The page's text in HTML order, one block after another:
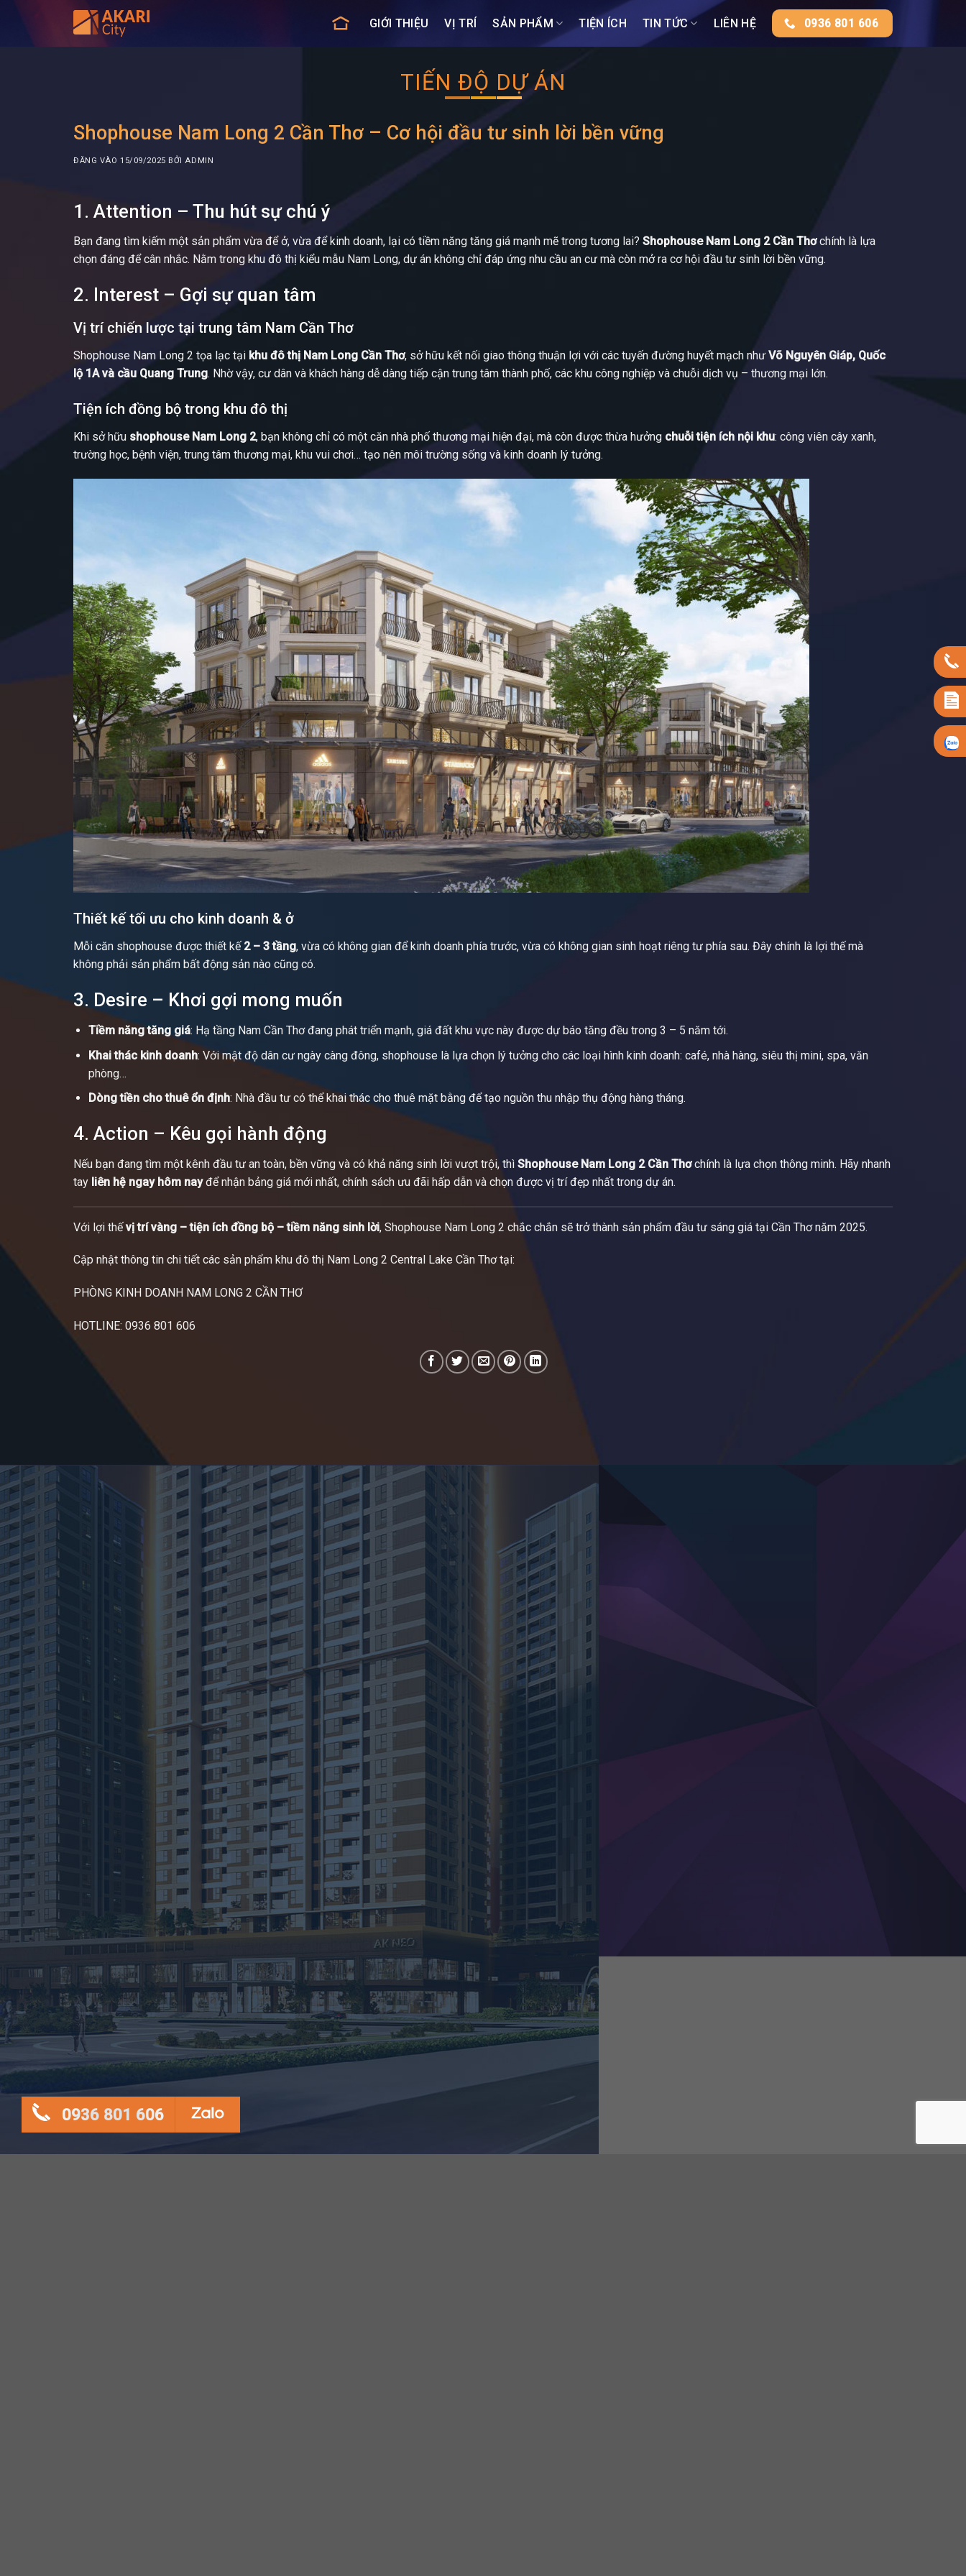
GIỚI THIỆU VỊ TRÍ SẢN PHẨM TIỆN ÍCH TIN TỨC LIÊN HỆ 0936 801 606
TIẾN ĐỘ DỰ ÁN
Shophouse Nam Long 2 Cần Thơ – Cơ hội đầu tư sinh lời bền vững
ĐĂNG VÀO15/09/2025 BỞI ADMIN
1. Attention – Thu hút sự chú ý
Bạn đang tìm kiếm một sản phẩm vừa để ở, vừa để kinh doanh, lại có tiềm năng tăng giá mạnh mẽ trong tương lai? Shophouse Nam Long 2 Cần Thơchính là lựa
chọn đáng để cân nhắc. Nằm trong khu đô thị kiểu mẫu Nam Long, dự án không chỉ đáp ứng nhu cầu an cư mà còn mở ra cơ hội đầu tư sinh lời bền vững.
2. Interest – Gợi sự quan tâm
Vị trí chiến lược tại trung tâm Nam Cần Thơ
Shophouse Nam Long 2 tọa lạc tại khu đô thị Nam Long Cần Thơ, sở hữu kết nối giao thông thuận lợi với các tuyến đường huyết mạch như Võ Nguyên Giáp, Quốc
lộ 1A và cầu Quang Trung. Nhờ vậy, cư dân và khách hàng dễ dàng tiếp cận trung tâm thành phố, các khu công nghiệp và chuỗi dịch vụ – thương mại lớn.
Tiện ích đồng bộ trong khu đô thị
Khi sở hữu shophouse Nam Long 2, bạn không chỉ có một căn nhà phố thương mại hiện đại, mà còn được thừa hưởng chuỗi tiện ích nội khu: công viên cây xanh,
trường học, bệnh viện, trung tâm thương mại, khu vui chơi… tạo nên môi trường sống và kinh doanh lý tưởng.
Thiết kế tối ưu cho kinh doanh & ở
Mỗi căn shophouse được thiết kế 2 – 3 tầng, vừa có không gian để kinh doanh phía trước, vừa có không gian sinh hoạt riêng tư phía sau. Đây chính là lợi thế mà
không phải sản phẩm bất động sản nào cũng có.
3. Desire – Khơi gợi mong muốn
Tiềm năng tăng giá: Hạ tầng Nam Cần Thơ đang phát triển mạnh, giá đất khu vực này được dự báo tăng đều trong 3 – 5 năm tới.
Khai thác kinh doanh: Với mật độ dân cư ngày càng đông, shophouse là lựa chọn lý tưởng cho các loại hình kinh doanh: café, nhà hàng, siêu thị mini, spa, văn
phòng…
Dòng tiền cho thuê ổn định: Nhà đầu tư có thể khai thác cho thuê mặt bằng để tạo nguồn thu nhập thụ động hàng tháng.
4. Action – Kêu gọi hành động
Nếu bạn đang tìm một kênh đầu tư an toàn, bền vững và có khả năng sinh lời vượt trội, thì Shophouse Nam Long 2 Cần Thơchính là lựa chọn thông minh. Hãy nhanh
tay liên hệ ngay hôm nayđể nhận bảng giá mới nhất, chính sách ưu đãi hấp dẫn và chọn được vị trí đẹp nhất trong dự án.
Với lợi thếvị trí vàng – tiện ích đồng bộ – tiềm năng sinh lời, Shophouse Nam Long 2 chắc chắn sẽ trở thành sản phẩm đầu tư sáng giá tại Cần Thơ năm 2025.
Cập nhật thông tin chi tiết các sản phẩm khu đô thị Nam Long 2 Central Lake Cần Thơ tại:
PHÒNG KINH DOANH NAM LONG 2 CẦN THƠ
HOTLINE: 0936 801 606
0936 801 606